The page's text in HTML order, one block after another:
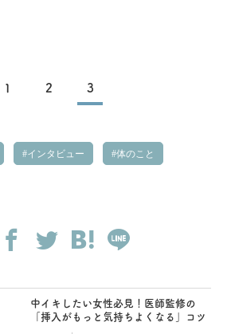
1 2 3
インタビュー 体のこと
中イキしたい女性必見！医師監修の
「挿入がもっと気持ちよくなる」コツ